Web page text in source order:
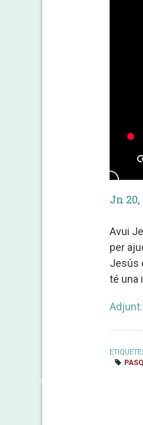
Jn 20,
Avui
per
Jesús
té una
Adjunt